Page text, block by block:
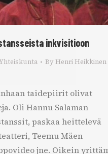
inkvisitioon
By Henri Heikkinen
taidepiirit olivat
Oli Hannu Salaman
paskaa heittelevä
Teemu Mäen
jne. Oikein